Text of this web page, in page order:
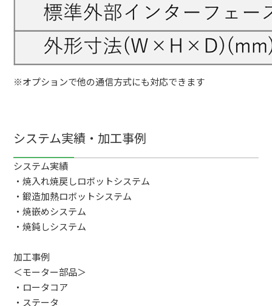
※オプションで他の通信方式にも対応できます
システム実績・加工事例
システム実績
・焼入れ焼戻しロボットシステム
・鍛造加熱ロボットシステム
・焼嵌めシステム
・焼鈍しシステム
加工事例
＜モーター部品＞
・ロータコア
・ステータ